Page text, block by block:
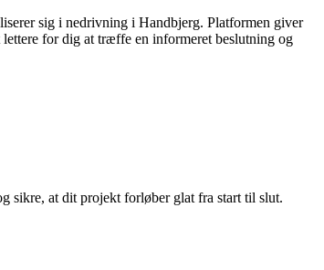
sig i nedrivning i Handbjerg. Platformen giver
for dig at træffe en informeret beslutning og
sikre, at dit projekt forløber glat fra start til slut.